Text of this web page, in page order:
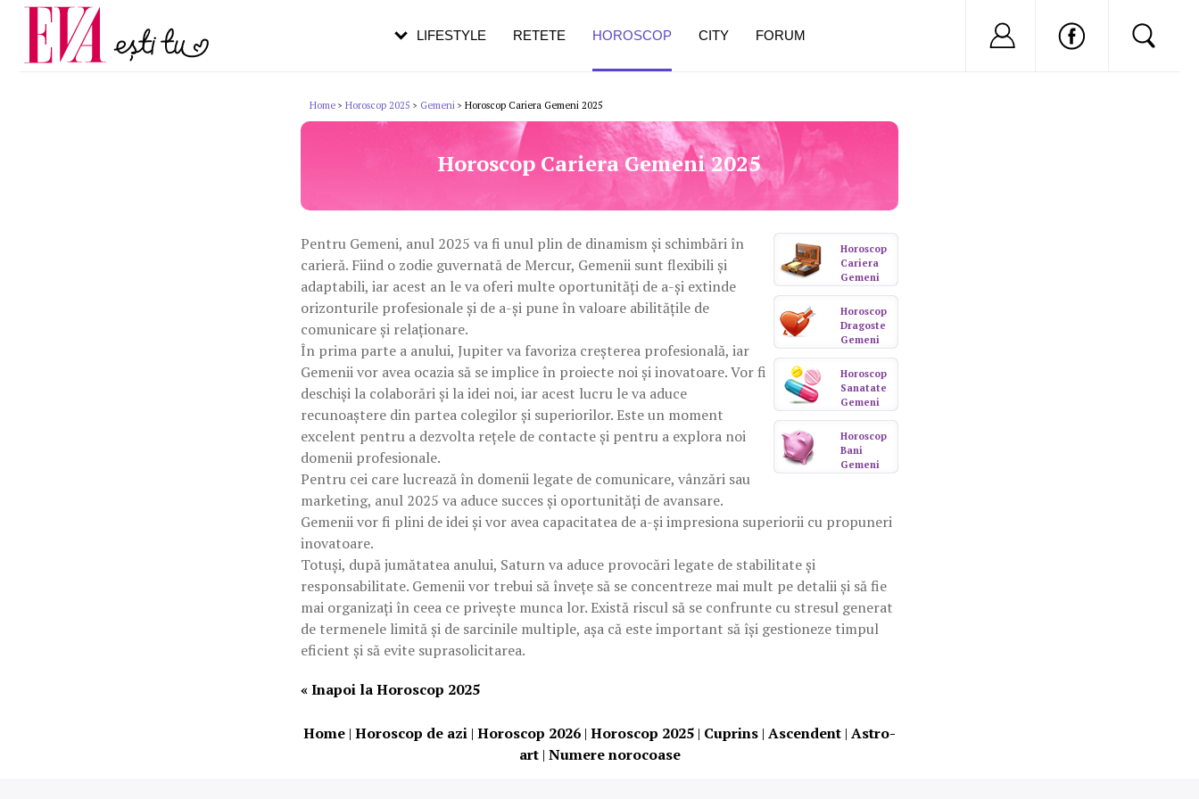
LIFESTYLE RETETE HOROSCOP CITY FORUM Nu ai cont?
Carieră
Actualitate
Home > Horoscop 2025 > Gemeni > Horoscop Cariera Gemeni 2025
Horoscop Cariera Gemeni 2025
Horoscop
Cariera
Gemeni
Horoscop
Dragoste
Gemeni
Horoscop
Sanatate
Gemeni
Horoscop
Bani
Gemeni
Pentru Gemeni, anul 2025 va fi unul plin de dinamism și schimbări în
carieră. Fiind o zodie guvernată de Mercur, Gemenii sunt flexibili și
adaptabili, iar acest an le va oferi multe oportunități de a-și extinde
orizonturile profesionale și de a-și pune în valoare abilitățile de
comunicare și relaționare.
În prima parte a anului, Jupiter va favoriza creșterea profesională, iar
Gemenii vor avea ocazia să se implice în proiecte noi și inovatoare. Vor fi
deschiși la colaborări și la idei noi, iar acest lucru le va aduce
recunoaștere din partea colegilor și superiorilor. Este un moment
excelent pentru a dezvolta rețele de contacte și pentru a explora noi
domenii profesionale.
Pentru cei care lucrează în domenii legate de comunicare, vânzări sau
marketing, anul 2025 va aduce succes și oportunități de avansare.
Gemenii vor fi plini de idei și vor avea capacitatea de a-și impresiona superiorii cu propuneri
inovatoare.
Totuși, după jumătatea anului, Saturn va aduce provocări legate de stabilitate și
responsabilitate. Gemenii vor trebui să învețe să se concentreze mai mult pe detalii și să fie
mai organizați în ceea ce privește munca lor. Există riscul să se confrunte cu stresul generat
de termenele limită și de sarcinile multiple, așa că este important să își gestioneze timpul
eficient și să evite suprasolicitarea.
« Inapoi la Horoscop 2025
Home | Horoscop de azi | Horoscop 2026 | Horoscop 2025 | Cuprins | Ascendent | Astro-
art| Numere norocoase